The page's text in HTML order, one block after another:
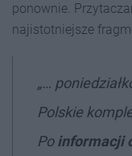
ponownie.
najistotniejsze
„…
Polskie
Poinformacji